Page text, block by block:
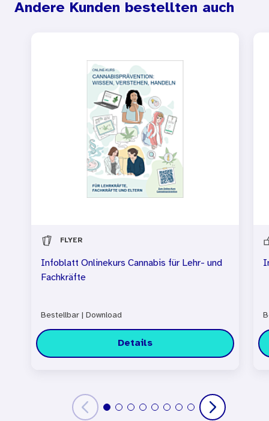
Andere Kunden bestellten auch
FLYER
Infoblatt Onlinekurs Cannabis für Lehr- und
Fachkräfte
Bestellbar Download
Details